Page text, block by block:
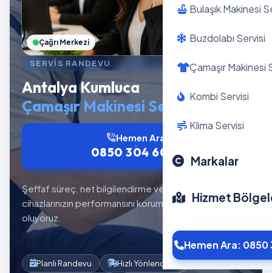
Bulaşık Makinesi
Buzdolabı Servisi
Çamaşır Makinesi
Kombi Servisi
Klima Servisi
Markalar
Hizmet
Hemen Ara: 0850
SERVIS RANDEVU
Antalya Kumluca
Çamaşır Makinesi Servisi
Şeffaf süreç, net bilgilendirme ve planlı servis akışıyla
cihazlarınızın performansını korumaya yardımcı
oluyoruz.
Hemen Ara
0850 304 6012
Planlı Randevu
Hızlı Yönlendirme
Çağrı Merkezi